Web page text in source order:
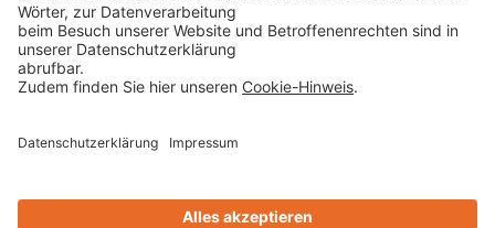
Bauwerksabdichtung Wand Sockelabdichtung
in Anlehnung an 18533